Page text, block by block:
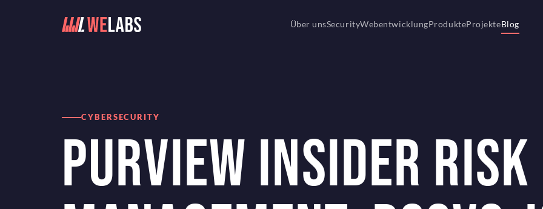
Über unsSecurityWebentwicklungProdukteProjekteBlog
CYBERSECURITY
PURVIEW INSIDER RISK